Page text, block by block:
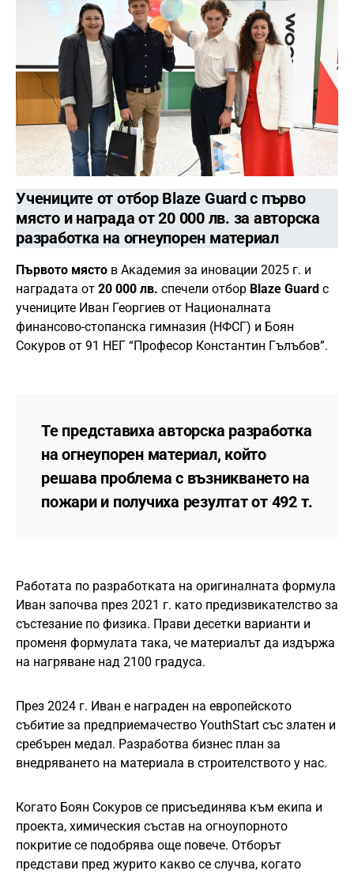
Учениците от отбор Blaze Guardс първо
място и награда от20 000 лв. за авторска
разработка на огнеупорен материал
Първото място в Академия за иновации 2025 г. и
наградата от 20 000 лв. спечели отбор Blaze Guard с
учениците Иван Георгиев от Националната
финансово-стопанска гимназия (НФСГ) и Боян
Сокуров от 91 НЕГ “Професор Константин Гълъбов”.
Те представиха авторска разработка
на огнеупорен материал, който
решава проблема с възникването на
пожари и получиха резултат от 492 т.
Работата по разработката на оригиналната формула
Иван започва през 2021 г. като предизвикателство за
състезание по физика. Прави десетки варианти и
променя формулата така, че материалът да издържа
на нагряване над 2100 градуса.
През 2024 г. Иван е награден на европейското
събитие за предприемачество YouthStart със златен и
сребърен медал. Разработва бизнес план за
внедряването на материала в строителството у нас.
Когато Боян Сокуров се присъединява към екипа и
проекта, химическия състав на огноупорното
покритие се подобрява още повече. Отборът
представи пред журито какво се случва, когато